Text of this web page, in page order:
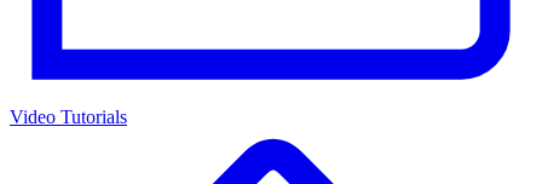
Video Tutorials